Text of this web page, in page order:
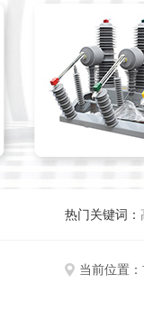
热门关键词：
当前位置：